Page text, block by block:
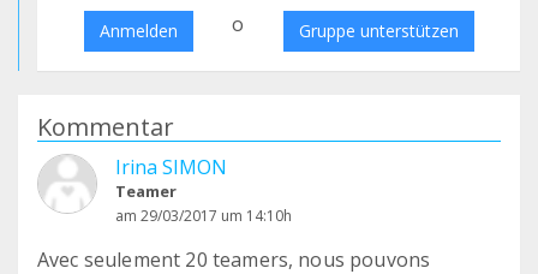
Anmelden o Gruppe unterstützen
Kommentar
Irina SIMON
Teamer
am 29/03/2017 um 14:10h
Avec seulement 20 teamers, nous pouvons